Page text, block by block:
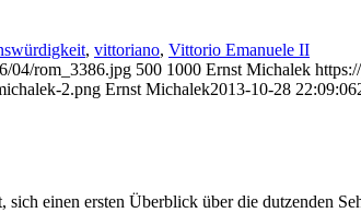
, vittoriano, Vittorio Emanuele II
04/rom_3386.jpg 500 1000 Ernst Michalek
2.png Ernst Michalek2013-10-28 22:09:06
einen ersten Überblick über die dutzenden